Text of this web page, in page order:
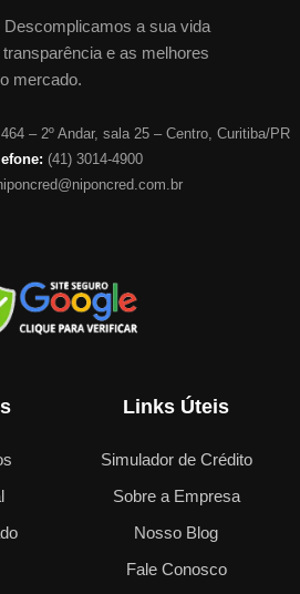
a sua vida
e as melhores
mercado.
– 2º Andar, sala 25 – Centro, Curitiba/PR
(41) 3014-4900
Links Úteis
Simulador de Crédito
Sobre a Empresa
Nosso Blog
Fale Conosco